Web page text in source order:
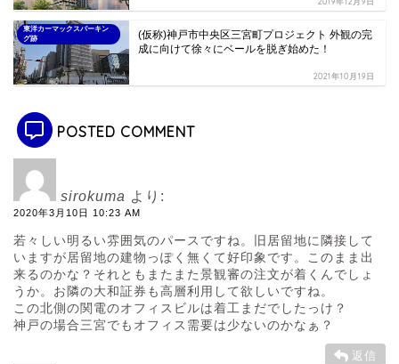
東洋カーマックスパーキン
グ跡
(仮称)神戸市中央区三宮町プロジェクト 外観の完
成に向けて徐々にベールを脱ぎ始めた！
2021年10月19日
POSTED COMMENT
sirokuma より:
2020年3月10日 10:23 AM
若々しい明るい雰囲気のパースですね。旧居留地に隣接して
いますが居留地の建物っぽく無くて好印象です。このまま出
来るのかな？それともまたまた景観審の注文が着くんでしょ
うか。お隣の大和証券も高層利用して欲しいですね。
この北側の関電のオフィスビルは着工まだでしたっけ？
神戸の場合三宮でもオフィス需要は少ないのかなぁ？
返信